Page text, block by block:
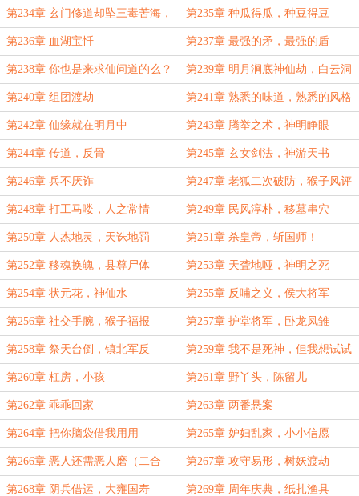
侵犯
第234章 玄门修道却坠三毒苦海，
异类修行反证无量功德
第235章 种瓜得瓜，种豆得豆
第236章 血湖宝忏 第237章 最强的矛，最强的盾
第238章 你也是来求仙问道的么？ 第239章 明月涧底神仙劫，白云洞
中镇妖邪
第240章 组团渡劫 第241章 熟悉的味道，熟悉的风格
第242章 仙缘就在明月中 第243章 腾举之术，神明睁眼
第244章 传道，反骨 第245章 玄女剑法，神游天书
第246章 兵不厌诈 第247章 老狐二次破防，猴子风评
被害
第248章 打工马喽，人之常情 第249章 民风淳朴，移墓串穴
第250章 人杰地灵，天诛地罚 第251章 杀皇帝，斩国师！
第252章 移魂换魄，县尊尸体 第253章 天聋地哑，神明之死
第254章 状元花，神仙水 第255章 反哺之义，侯大将军
第256章 社交手腕，猴子福报 第257章 护堂将军，卧龙凤雏
第258章 祭天台倒，镇北军反 第259章 我不是死神，但我想试试
第260章 杠房，小孩 第261章 野丫头，陈留儿
第262章 乖乖回家 第263章 两番悬案
第264章 把你脑袋借我用用 第265章 妒妇乱家，小小信愿
第266章 恶人还需恶人磨（二合
一）
第267章 攻守易形，树妖渡劫
第268章 阴兵借运，大雍国寿 第269章 周年庆典，纸扎渔具